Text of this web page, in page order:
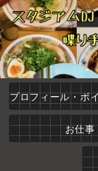
プロフィール・ボ
お仕事